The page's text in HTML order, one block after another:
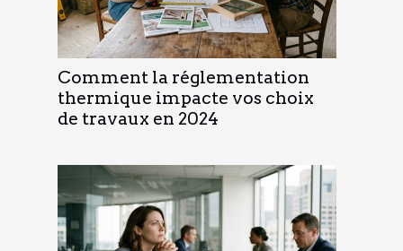
Comment la réglementation
thermique impacte vos choix
de travaux en 2024